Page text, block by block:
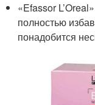
«Efassor
полностью
понадобится